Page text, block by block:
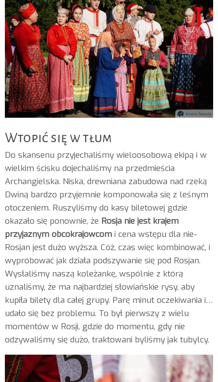
Wtopić się w tłum
Do skansenu przyjechaliśmy wieloosobową ekipą i w
wielkim ścisku dojechaliśmy na przedmieścia
Archangielska. Niska, drewniana zabudowa nad rzeką
Dwiną bardzo przyjemnie komponowała się z leśnym
otoczeniem. Ruszyliśmy do kasy biletowej gdzie
okazało się ponownie, że Rosja nie jest krajem
przyjaznym obcokrajowcom i cena wstępu dla nie-
Rosjan jest dużo wyższa. Cóż, czas więc kombinować, i
wypróbować jak działa podszywanie się pod Rosjan.
Wysłaliśmy naszą koleżankę, wspólnie z którą
uznaliśmy, że ma najbardziej słowiańskie rysy, aby
kupiła bilety dla całej grupy. Parę minut oczekiwania i…
udało się bez problemu. To był pierwszy z wielu
momentów w Rosji, gdzie do momentu, gdy nie
odzywaliśmy się dużo, traktowani byliśmy jak tubylcy.